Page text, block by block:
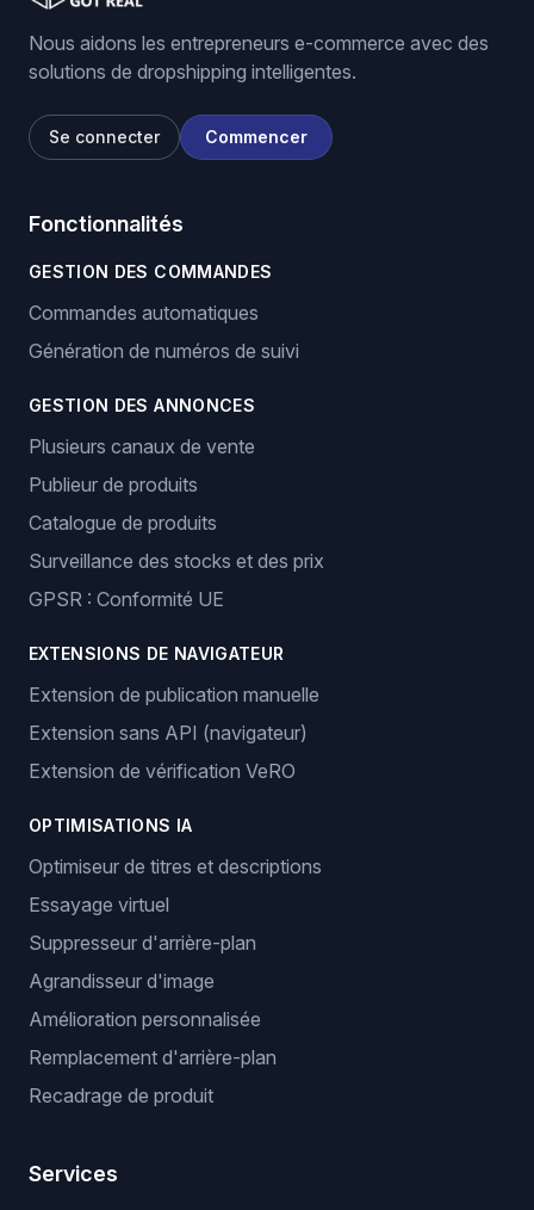
Nous aidons les entrepreneurs e-commerce avec des
solutions de dropshipping intelligentes.
Se connecter Commencer
Fonctionnalités
GESTION DES COMMANDES
Commandes automatiques
Génération de numéros de suivi
GESTION DES ANNONCES
Plusieurs canaux de vente
Publieur de produits
Catalogue de produits
Surveillance des stocks et des prix
GPSR : Conformité UE
EXTENSIONS DE NAVIGATEUR
Extension de publication manuelle
Extension sans API (navigateur)
Extension de vérification VeRO
OPTIMISATIONS IA
Optimiseur de titres et descriptions
Essayage virtuel
Suppresseur d'arrière-plan
Agrandisseur d'image
Amélioration personnalisée
Remplacement d'arrière-plan
Recadrage de produit
Services